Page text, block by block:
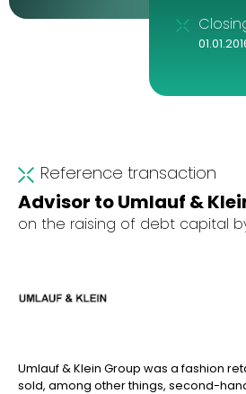
Reference transaction
Advisor to Umlauf &
on the raising of debt capital
Umlauf & Klein Group was a fashion
sold, among other things, second-